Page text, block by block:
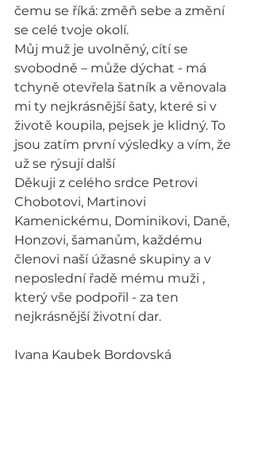
čemu se říká: změň sebe a změní
se celé tvoje okolí.
Můj muž je uvolněný, cítí se
svobodně – může dýchat - má
tchyně otevřela šatník a věnovala
mi ty nejkrásnější šaty, které si v
životě koupila, pejsek je klidný. To
jsou zatím první výsledky a vím, že
už se rýsují další
Děkuji z celého srdce Petrovi
Chobotovi, Martinovi
Kamenickému, Dominikovi, Daně,
Honzovi, šamanům, každému
členovi naší úžasné skupiny a v
neposlední řadě mému muži ,
který vše podpořil - za ten
nejkrásnější životní dar.
Ivana Kaubek Bordovská